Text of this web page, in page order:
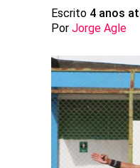
Escrito 4 anos
Por Jorge Agle